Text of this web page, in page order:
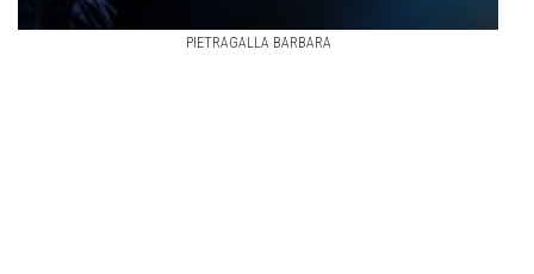
PIETRAGALLA BARBARA